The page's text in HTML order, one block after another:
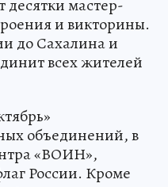
мастер-
и викторины.
до Сахалина и
всех жителей
объединений, в
«ВОИН»,
России. Кроме